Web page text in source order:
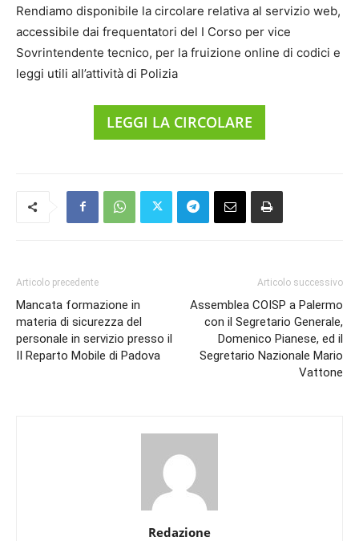
Rendiamo disponibile la circolare relativa al servizio web,
accessibile dai frequentatori del I Corso per vice
Sovrintendente tecnico, per la fruizione online di codici e
leggi utili all’attività di Polizia
LEGGI LA CIRCOLARE
Articolo precedente
Mancata formazione in
materia di sicurezza del
personale in servizio presso il
II Reparto Mobile di Padova
Articolo successivo
Assemblea COISP a Palermo
con il Segretario Generale,
Domenico Pianese, ed il
Segretario Nazionale Mario
Vattone
Redazione